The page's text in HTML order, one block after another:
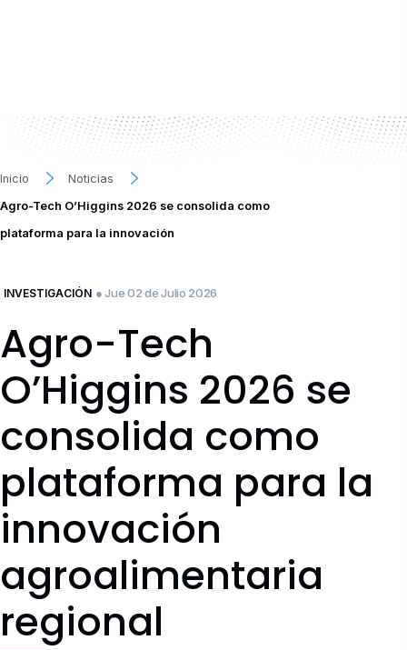
Inicio
Noticias
Agro-Tech O’Higgins 2026 se consolida como
plataforma para la innovación
INVESTIGACIÓN ● Jue 02 de Julio 2026
Agro-Tech
O’Higgins 2026 se
consolida como
plataforma para la
innovación
agroalimentaria
regional